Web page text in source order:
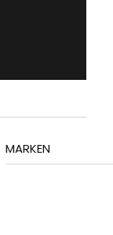
MARKEN